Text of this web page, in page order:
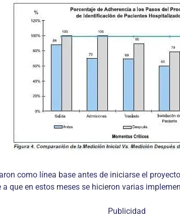
como línea base antes de iniciarse el
que en estos meses se hicieron varias
Publicidad